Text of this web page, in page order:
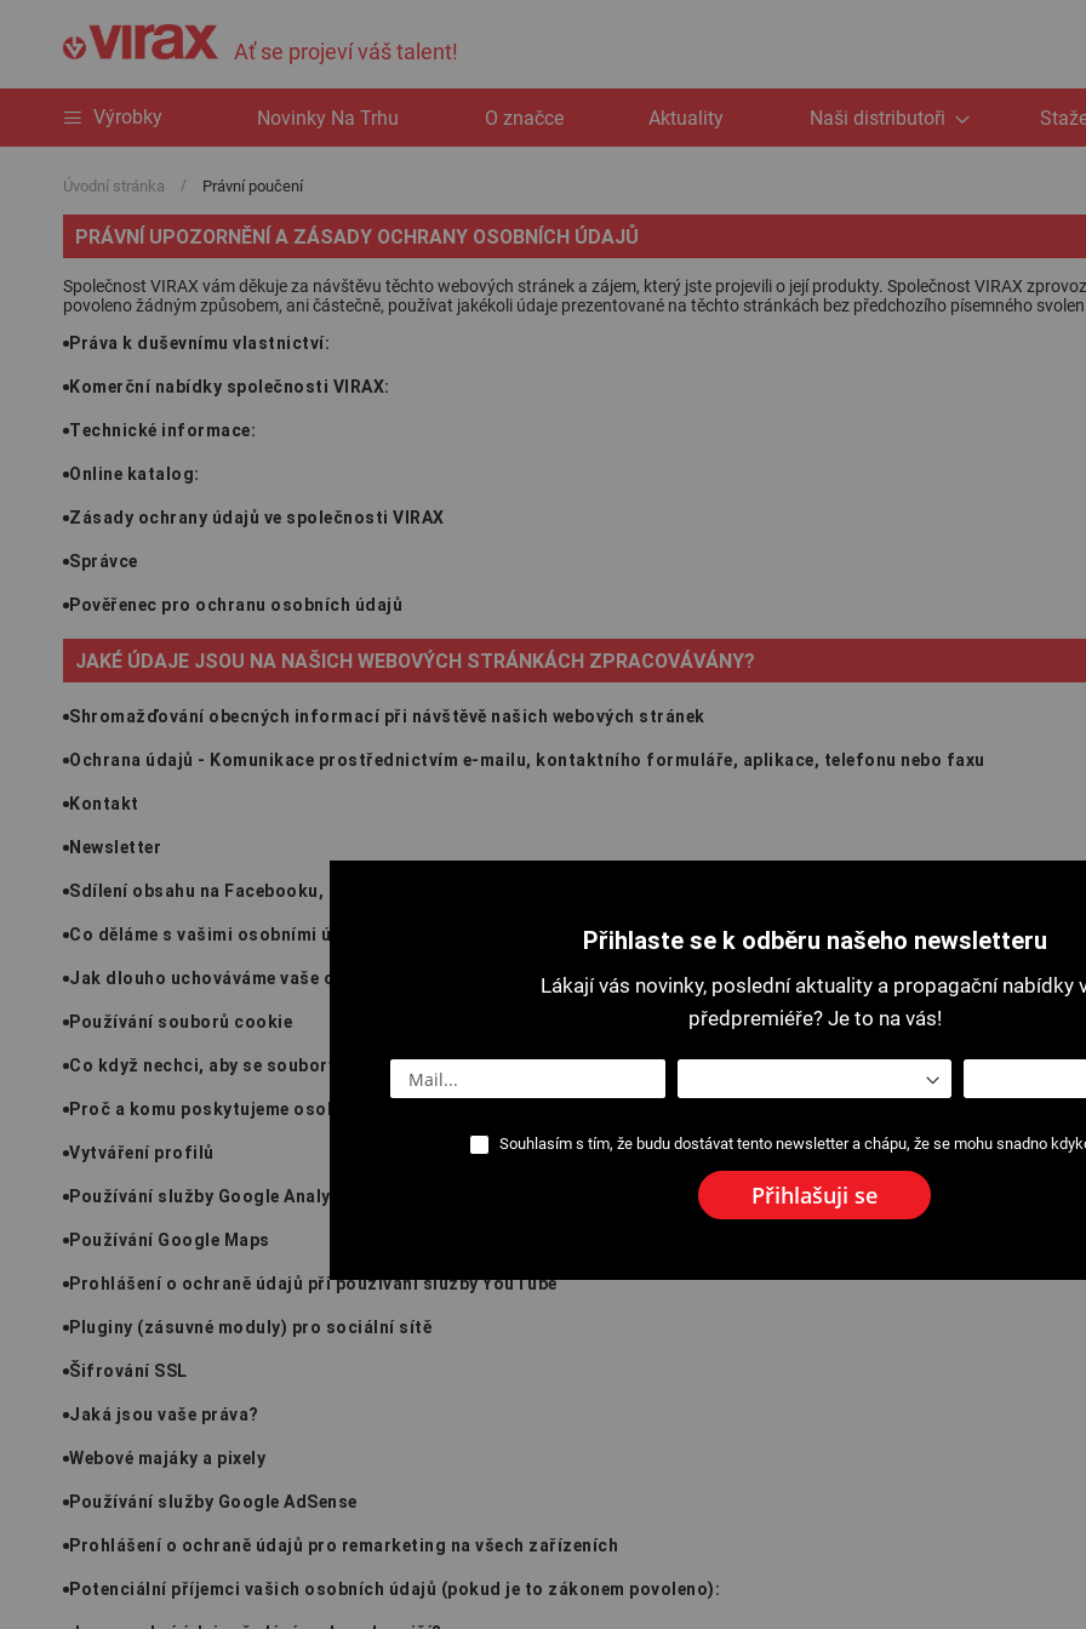
Ať se projeví váš talent!
Výrobky Novinky Na Trhu O značce Aktuality Naši distributoři
Úvodní stránka Právní poučení
PRÁVNÍ UPOZORNĚNÍ A ZÁSADY OCHRANY OSOBNÍCH ÚDAJŮ
Společnost VIRAX vám děkuje za návštěvu těchto webových stránek a zájem, který jste projevili o její produkty. Společnost VIRAX
povoleno žádným způsobem, ani částečně, používat jakékoli údaje prezentované na těchto stránkách bez předchozího písemného
Práva k duševnímu vlastnictví:
Komerční nabídky společnosti VIRAX:
Technické informace:
Online katalog:
Zásady ochrany údajů ve společnosti VIRAX
Správce
Pověřenec pro ochranu osobních údajů
JAKÉ ÚDAJE JSOU NA NAŠICH WEBOVÝCH STRÁNKÁCH ZPRACOVÁVÁNY?
Shromažďování obecných informací při návštěvě našich webových stránek
Ochrana údajů - Komunikace prostřednictvím e-mailu, kontaktního formuláře, aplikace, telefonu nebo faxu
Kontakt
Newsletter
Sdílení obsahu na Facebooku, Twitteru, Instagramu atd.
Co děláme s vašimi osobními údaji?
Jak dlouho uchováváme vaše osobní údaje?
Používání souborů cookie
Co když nechci, aby se soubory cookie používaly?
Proč a komu poskytujeme osobní údaje?
Vytváření profilů
Používání služby Google Analytics
Používání Google Maps
Prohlášení o ochraně údajů při používání služby YouTube
Pluginy (zásuvné moduly) pro sociální sítě
Šifrování SSL
Jaká jsou vaše práva?
Webové majáky a pixely
Používání služby Google AdSense
Prohlášení o ochraně údajů pro remarketing na všech zařízeních
Potenciální příjemci vašich osobních údajů (pokud je to zákonem povoleno):
Přihlaste se k odběru našeho newsletteru
Lákají vás novinky, poslední aktuality a propagační nabídky
předpremiéře? Je to na vás!
Souhlasím s tím, že budu dostávat tento newsletter a chápu, že se mohu snadno
Přihlašuji se